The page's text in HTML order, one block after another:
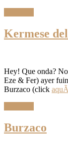
Kermese
Hey! Que onda?
Eze & Fer) ayer
Burzaco (click
Burzaco